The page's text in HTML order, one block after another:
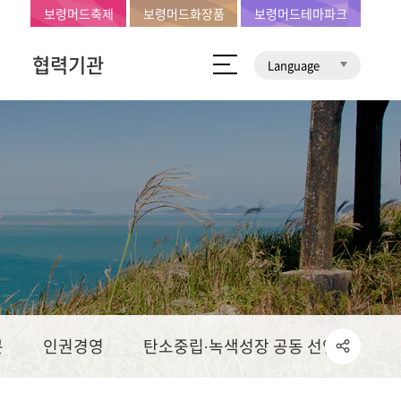
협력기관 Language
보령머드축제 보령머드화장품 보령머드테마파크
인권경영 탄소중립∙녹색성장 공동 선언문